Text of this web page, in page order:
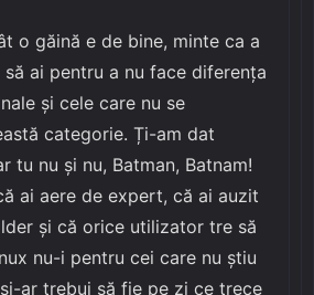
o găină e de bine, minte ca a
ai pentru a nu face diferența
și cele care nu se
categorie. Ți-am dat
tu nu și nu, Batman, Batnam!
ai aere de expert, că ai auzit
și că orice utilizator tre să
nu-i pentru cei care nu știu
ar trebui să fie pe zi ce trece